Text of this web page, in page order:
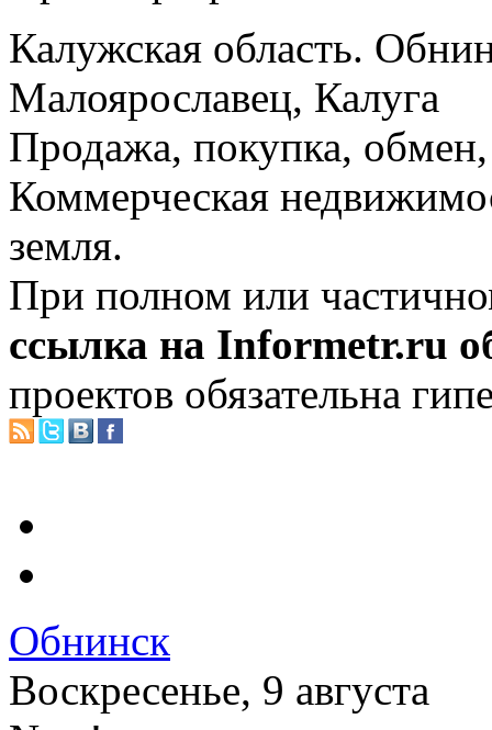
Калужская область.
Малоярославец, Калуга
Продажа, покупка, обмен,
Коммерческая
земля.
При полном или
ссылка на Informetr.ru
проектов обязательна
Обнинск
Воскресенье, 9 августа